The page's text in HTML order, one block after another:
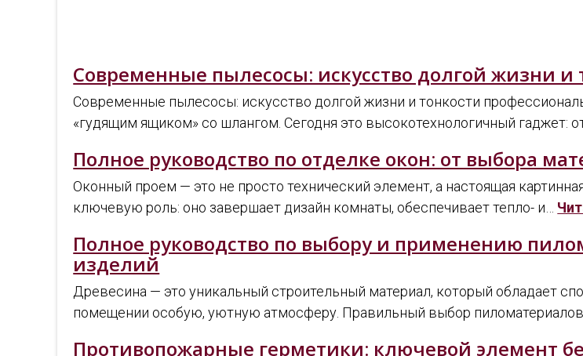
Современные пылесосы: искусство долгой жизни и
Современные пылесосы: искусство долгой жизни и тонкости
«гудящим ящиком» со шлангом. Сегодня это высокотехнологичный гаджет:
Полное руководство по отделке окон: от выбора
Оконный проем — это не просто технический элемент, а настоящая
ключевую роль: оно завершает дизайн комнаты, обеспечивает тепло- и…
Полное руководство по выбору и применению
изделий
Древесина — это уникальный строительный материал, который обладает
помещении особую, уютную атмосферу. Правильный выбор пиломатериалов
Противопожарные герметики: ключевой элемент